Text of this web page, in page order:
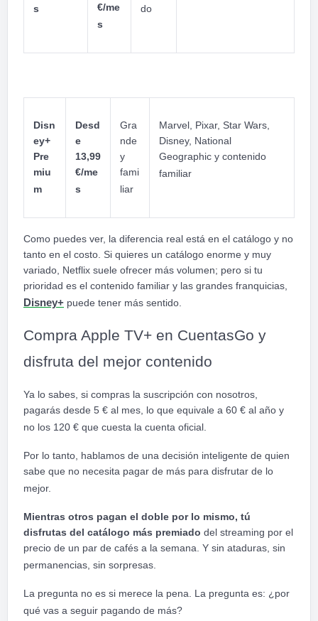
s
€/me
s
do
Disn
ey+
Pre
miu
m
Desd
e
13,99
€/me
s
Gra
nde
y
fami
liar
Marvel, Pixar, Star Wars,
Disney, National
Geographic y contenido
familiar
Como puedes ver, la diferencia real está en el catálogo y no
tanto en el costo. Si quieres un catálogo enorme y muy
variado, Netflix suele ofrecer más volumen; pero si tu
prioridad es el contenido familiar y las grandes franquicias,
Disney+ puede tener más sentido.
Compra Apple TV+ en CuentasGo y
disfruta del mejor contenido
Ya lo sabes, si compras la suscripción con nosotros,
pagarás desde 5 € al mes, lo que equivale a 60 € al año y
no los 120 € que cuesta la cuenta oficial.
Por lo tanto, hablamos de una decisión inteligente de quien
sabe que no necesita pagar de más para disfrutar de lo
mejor.
Mientras otros pagan el doble por lo mismo, tú
disfrutas del catálogo más premiado del streaming por el
precio de un par de cafés a la semana. Y sin ataduras, sin
permanencias, sin sorpresas.
La pregunta no es si merece la pena. La pregunta es: ¿por
qué vas a seguir pagando de más?